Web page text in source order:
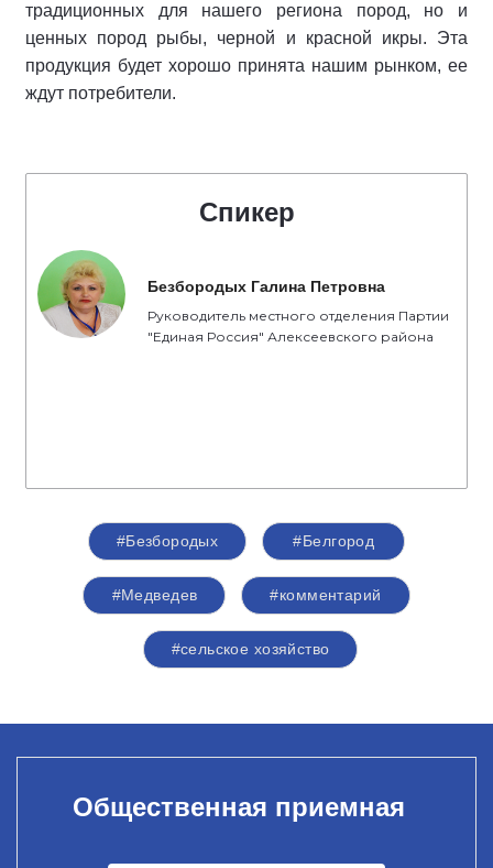
традиционных для нашего региона пород, но и
ценных пород рыбы, черной и красной икры. Эта
продукция будет хорошо принята нашим рынком, ее
ждут потребители.
Спикер
Безбородых Галина Петровна
Руководитель местного отделения Партии
"Единая Россия" Алексеевского района
#Безбородых #Белгород
#Медведев #комментарий
#сельское хозяйство
Общественная приемная